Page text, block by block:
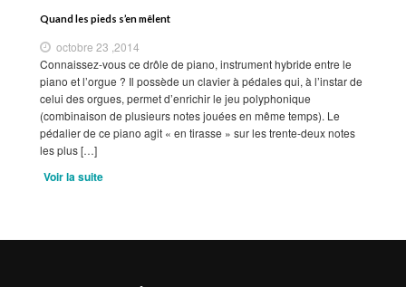
Quand les pieds s’en mêlent
octobre 23 ,2014
Connaissez-vous ce drôle de piano, instrument hybride entre le
piano et l’orgue ? Il possède un clavier à pédales qui, à l’instar de
celui des orgues, permet d’enrichir le jeu polyphonique
(combinaison de plusieurs notes jouées en même temps). Le
pédalier de ce piano agit « en tirasse » sur les trente-deux notes
les plus […]
Voir la suite